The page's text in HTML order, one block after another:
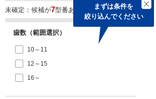
まずは条件を
絞り込んでください
未確定：候補が7型番あります。
歯数（範囲選択）
10～11
12～15
16～